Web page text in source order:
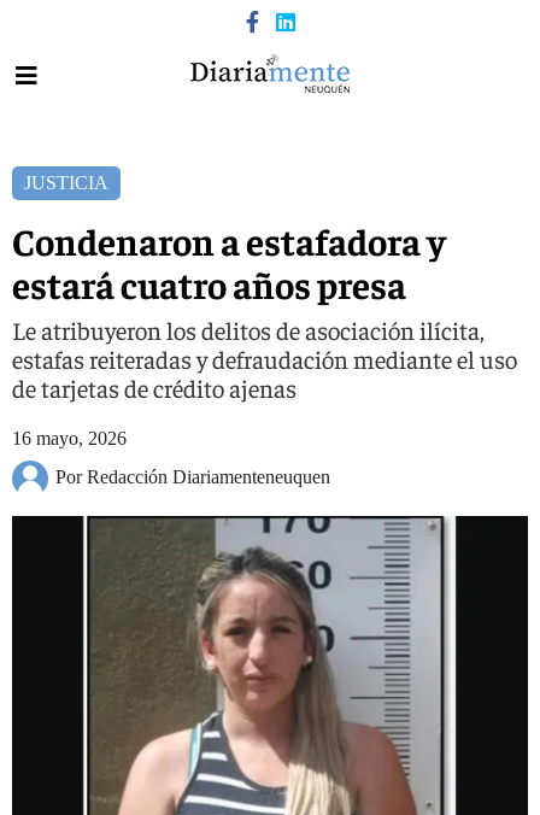
JUSTICIA
Condenaron a estafadora y
estará cuatro años presa
Le atribuyeron los delitos de asociación ilícita,
estafas reiteradas y defraudación mediante el uso
de tarjetas de crédito ajenas
16 mayo, 2026
Por Redacción Diariamenteneuquen